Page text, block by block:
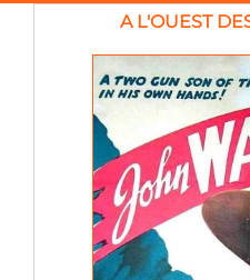
A L'OUEST